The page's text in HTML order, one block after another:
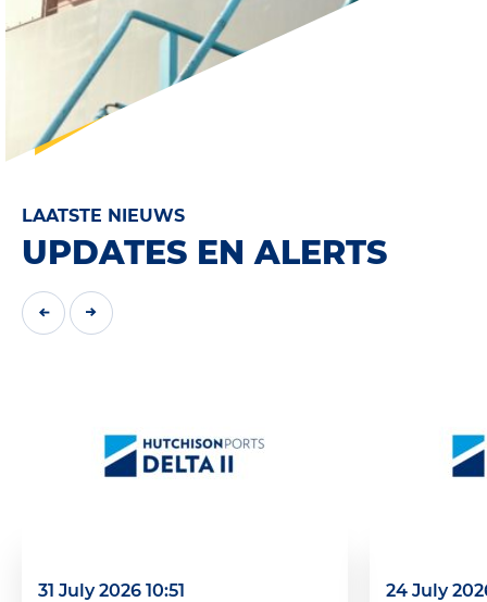
LAATSTE NIEUWS
UPDATES EN ALERTS
31 July 2026 10:51 24 July